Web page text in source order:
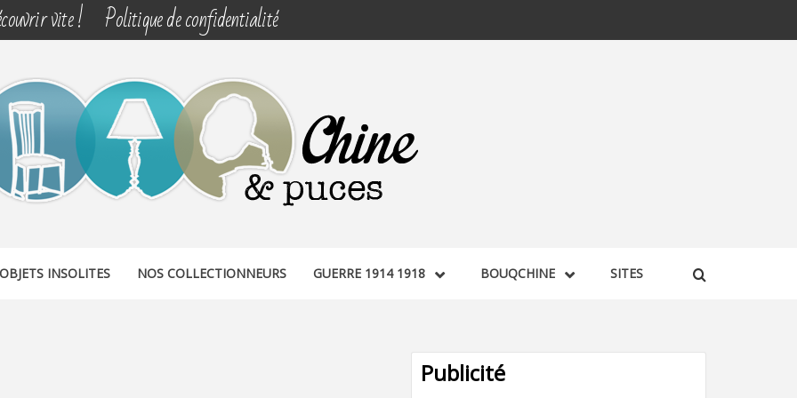
vite ! Politique de confidentialité
PUCES
OBJETS INSOLITES NOS COLLECTIONNEURS GUERRE 1914 1918 BOUQCHINE SITES
Publicité